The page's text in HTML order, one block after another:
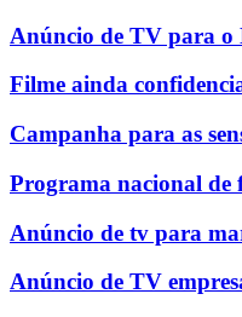
Anúncio de TV para o
Filme ainda
Campanha para as
Programa nacional de
Anúncio de tv para
Anúncio de TV